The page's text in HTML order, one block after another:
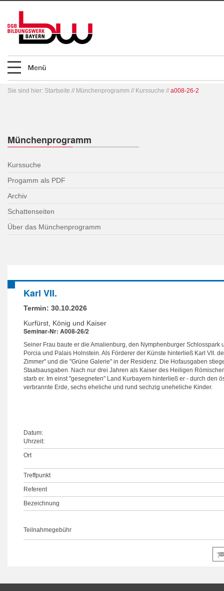
Sie sind hier: Startseite // Münchenprogramm // Kurssuche // a008-26-2
Münchenprogramm
Kurssuche
Progamm als PDF
Archiv
Schattenseiten
Über das Münchenprogramm
Karl VII.
Termin: 30.10.2026
Kurfürst, König und Kaiser
Seminar-Nr: A008-26/2
Seiner Frau baute er die Amalienburg, den Nymphenburger Schlosspark
Porcia und Palais Holnstein. Als Förderer der Künste hinterließ Karl VII.
Zimmer" und die "Grüne Galerie" in der Residenz. Die Hofausgaben
Staatsausgaben. Nach nur drei Jahren als Kaiser des Heiligen
starb er. Im einst "gesegneten" Land Kurbayern hinterließ er - durch den
verbrannte Erde, sechs eheliche und rund sechzig uneheliche Kinder.
Datum:
Uhrzeit:
Ort
Treffpunkt
Referent
Bezeichnung
Teilnahmegebühr